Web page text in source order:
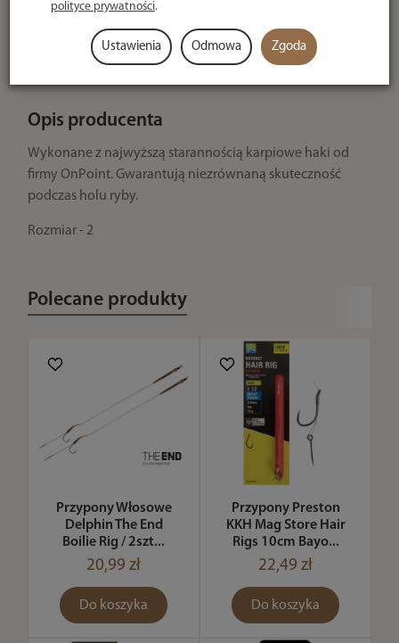
U ciebie
nawet w 24h
Opis producenta
Wykonane z najwyższą starannością karpiowe haki od
firmy OnPoint. Gwarantują niezrównaną skuteczność
podczas holu ryby.
Rozmiar - 2
Polecane produkty
Przypony Włosowe
Delphin The End
Boilie Rig / 2szt...
20,99 zł
Do koszyka
Przypony Preston
KKH Mag Store Hair
Rigs 10cm Bayo...
22,49 zł
Do koszyka
polityce prywatności.
Ustawienia Odmowa Zgoda